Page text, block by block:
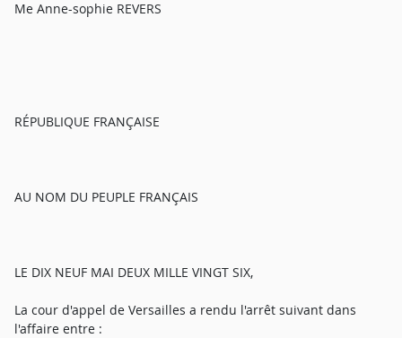
Me Anne-sophie REVERS
RÉPUBLIQUE FRANÇAISE
AU NOM DU PEUPLE FRANÇAIS
LE DIX NEUF MAI DEUX MILLE VINGT SIX,
La cour d'appel de Versailles a rendu l'arrêt suivant dans
l'affaire entre :